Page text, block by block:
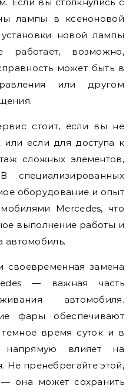
лампы в ксеноновой
новой лампы
возможно,
может быть в
или другом
стоит, если вы не
если для доступа к
сложных элементов,
оборудование и опыт
Mercedes, что
выполнение работы и
автомобиль.
своевременная замена
— важная часть
автомобиля.
фары обеспечивают
время суток и в
влияет на
Не пренебрегайте этой,
она может сохранить